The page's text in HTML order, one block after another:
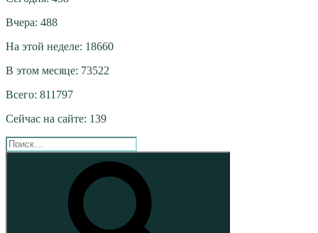
Вчера: 488
На этой неделе: 18660
В этом месяце: 73522
Всего: 811797
Сейчас на сайте: 139
Искать: